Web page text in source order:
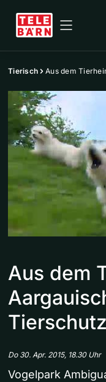
Tierisch Aus dem
Aus dem
Do 30. Apr. 2015, 18.30 Uhr
Vogelpark